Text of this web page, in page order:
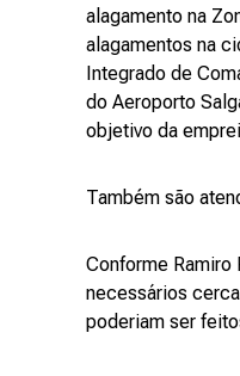
alagamento na
alagamentos na
Integrado de
do Aeroporto
objetivo da
Também são
Conforme Ramiro
necessários
poderiam ser